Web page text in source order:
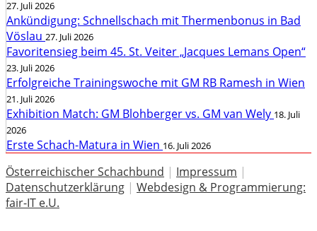
27. Juli 2026
Ankündigung: Schnellschach mit Thermenbonus in Bad
Vöslau 27. Juli 2026
Favoritensieg beim 45. St. Veiter „Jacques Lemans Open“
23. Juli 2026
Erfolgreiche Trainingswoche mit GM RB Ramesh in Wien
21. Juli 2026
Exhibition Match: GM Blohberger vs. GM van Wely 18. Juli
2026
Erste Schach-Matura in Wien 16. Juli 2026
Österreichischer Schachbund | Impressum |
Datenschutzerklärung | Webdesign & Programmierung:
fair-IT e.U.